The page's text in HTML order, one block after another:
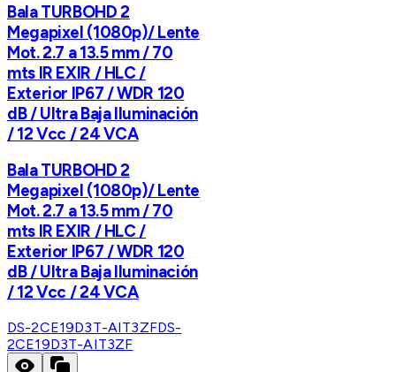
Bala TURBOHD 2
Megapixel (1080p)/ Lente
Mot. 2.7 a 13.5 mm / 70
mts IR EXIR / HLC /
Exterior IP67 / WDR 120
dB / Ultra Baja Iluminación
/ 12 Vcc / 24 VCA
Bala TURBOHD 2
Megapixel (1080p)/ Lente
Mot. 2.7 a 13.5 mm / 70
mts IR EXIR / HLC /
Exterior IP67 / WDR 120
dB / Ultra Baja Iluminación
/ 12 Vcc / 24 VCA
DS-2CE19D3T-AIT3ZFDS-
2CE19D3T-AIT3ZF